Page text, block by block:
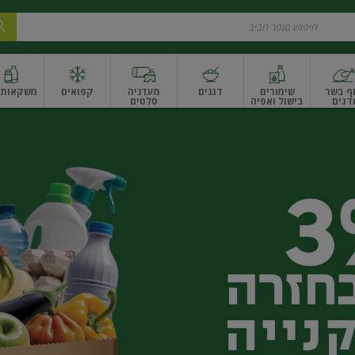
בשר
ודגים
שימורים
בישול ואפיה
דגנים מעדניה
סלטים
ונקניקים
קפואים משקאות
ואגוזיםפירות יבשים ארוזפירות יבשים בתפזורתפיצוחים, אגוזים